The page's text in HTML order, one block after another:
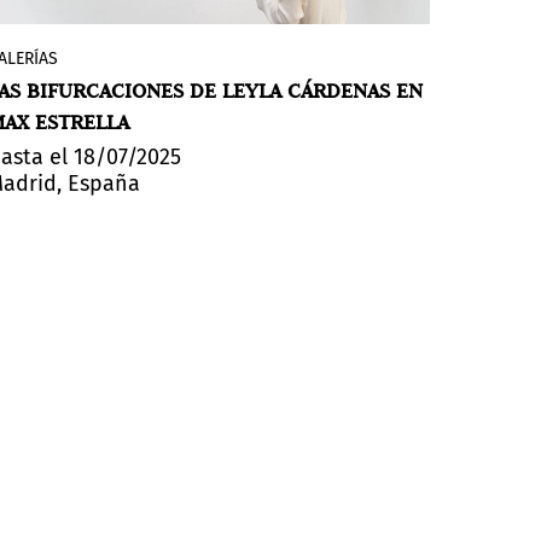
Leyla Cárdenas (Bogotá, Colombia, 1975)
aterrizaPosibles bifurcacionesen la
madrileña Max Estrella, un proyecto
consistente endiversas instalaciones que
giran en torno a los significados y
BIFURCACIONES DE LEYLA CÁRDENAS EN
ESTRELLA
el 18/07/2025
España